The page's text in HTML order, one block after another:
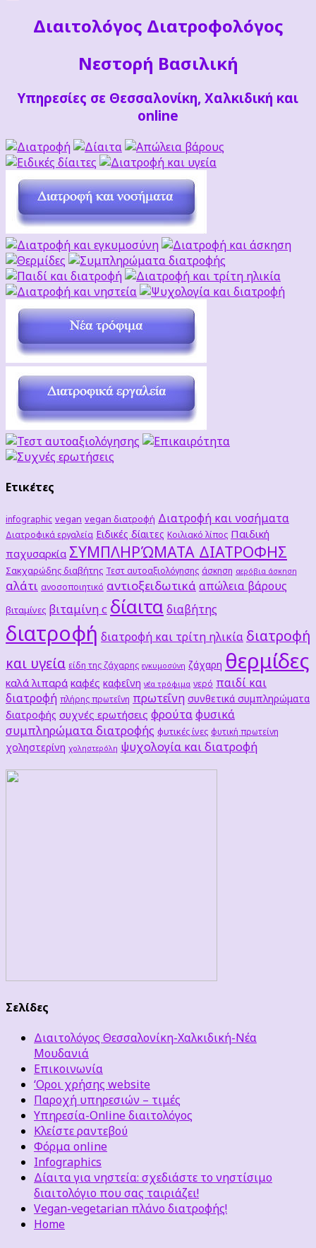
Διαιτoλόγος Διατροφολόγος
Νεστορή Βασιλική
Υπηρεσίες σε Θεσσαλονίκη, Χαλκιδική και
online
Ετικέτες
infographic vegan vegan διατροφή Διατροφή και νοσήματα
Διατροφικά εργαλεία Ειδικές δίαιτες Κοιλιακό λίπος Παιδική
παχυσαρκία ΣΥΜΠΛΗΡΏΜΑΤΑ ΔΙΑΤΡΟΦΗΣ
Σακχαρώδης διαβήτης Τεστ αυτοαξιολόγησης άσκηση αερόβια άσκηση
αλάτι ανοσοποιητικό αντιοξειδωτικά απώλεια βάρους
βιταμίνες βιταμίνη c δίαιτα διαβήτης
διατροφή διατροφή και τρίτη ηλικία διατροφή
και υγεία είδη της ζάχαρης εγκυμοσύνη ζάχαρη θερμίδες
καλά λιπαρά καφές καφεΐνη νέα τρόφιμα νερό παιδί και
διατροφή πλήρης πρωτεΐνη πρωτεΐνη συνθετικά συμπληρώματα
διατροφής συχνές ερωτήσεις φρούταφυσικά
συμπληρώματα διατροφής φυτικές ίνες φυτική πρωτείνη
χοληστερίνη χοληστερόλη ψυχολογία και διατροφή
Σελίδες
Διαιτολόγος Θεσσαλονίκη-Χαλκιδική-Νέα
Μουδανιά
Επικοινωνία
‘Οροι χρήσης website
Παροχή υπηρεσιών – τιμές
Υπηρεσία-Online διαιτολόγος
Κλείστε ραντεβού
Φόρμα online
Infographics
Δίαιτα για νηστεία: σχεδιάστε το νηστίσιμο
διαιτολόγιο που σας ταιριάζει!
Vegan-vegetarian πλάνο διατροφής!
Home